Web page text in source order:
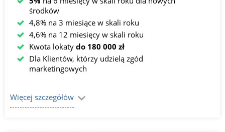
środków
4,8% na 3 miesiące w skali roku
4,6% na 12 miesięcy w skali roku
Kwota lokaty do 180 000 zł
Dla Klientów, którzy udzielą zgód
marketingowych
Więcej szczegółów